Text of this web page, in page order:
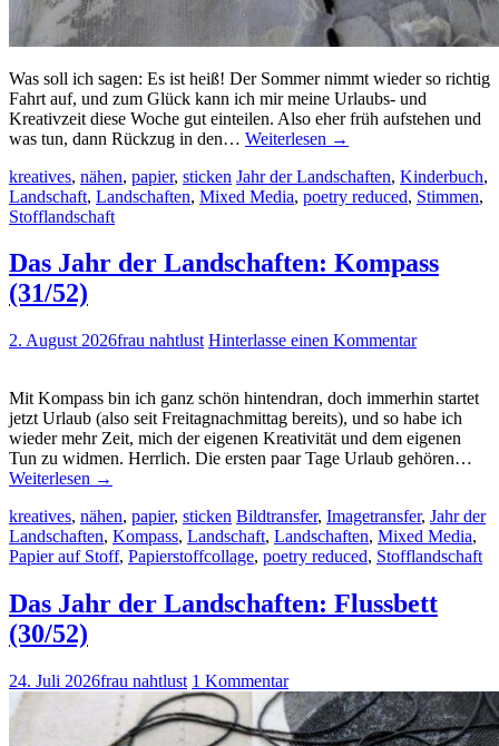
Was soll ich sagen: Es ist heiß! Der Sommer nimmt wieder so richtig
Fahrt auf, und zum Glück kann ich mir meine Urlaubs- und
Kreativzeit diese Woche gut einteilen. Also eher früh aufstehen und
was tun, dann Rückzug in den… Weiterlesen →
kreatives, nähen, papier, sticken Jahr der Landschaften, Kinderbuch,
Landschaft, Landschaften, Mixed Media, poetry reduced, Stimmen,
Stofflandschaft
Das Jahr der Landschaften: Kompass
(31/52)
2. August 2026frau nahtlust Hinterlasse einen Kommentar
Mit Kompass bin ich ganz schön hintendran, doch immerhin startet
jetzt Urlaub (also seit Freitagnachmittag bereits), und so habe ich
wieder mehr Zeit, mich der eigenen Kreativität und dem eigenen
Tun zu widmen. Herrlich. Die ersten paar Tage Urlaub gehören…
Weiterlesen →
kreatives, nähen, papier, sticken Bildtransfer, Imagetransfer, Jahr der
Landschaften, Kompass, Landschaft, Landschaften, Mixed Media,
Papier auf Stoff, Papierstoffcollage, poetry reduced, Stofflandschaft
Das Jahr der Landschaften: Flussbett
(30/52)
24. Juli 2026frau nahtlust 1 Kommentar